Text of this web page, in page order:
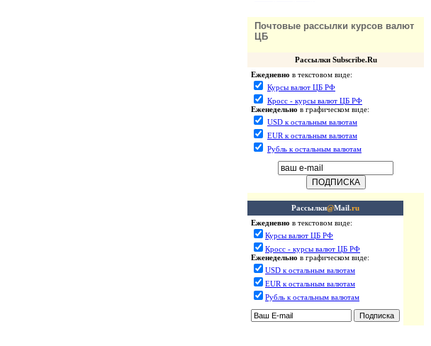
Почтовые рассылки курсов валют
ЦБ
Рассылки Subscribe.Ru
Ежедневно в текстовом виде:
Курсы валют ЦБ РФ
Кросс - курсы валют ЦБ РФ
Еженедельно в графическом виде:
USD к остальным валютам
EUR к остальным валютам
Рубль к остальным валютам
Рассылки@Mail.ru
Ежедневно в текстовом виде:
Курсы валют ЦБ РФ
Кросс - курсы валют ЦБ РФ
Еженедельно в графическом виде:
USD к остальным валютам
EUR к остальным валютам
Рубль к остальным валютам